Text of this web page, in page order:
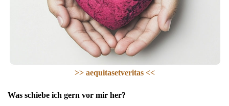
>> aequitasetveritas <<
Was schiebe ich gern vor mir her?